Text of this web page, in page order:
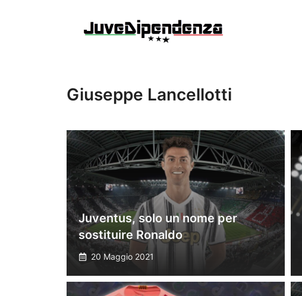
Giuseppe Lancellotti
Juventus, solo un nome per
sostituire Ronaldo
20 Maggio 2021